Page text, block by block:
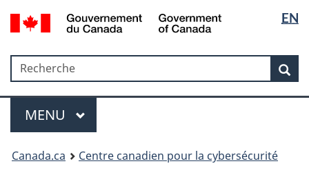
Passer
au
Passer
à
sujet
du
Passer
à
HTML
simplifiée
la
langue
EN
Government
Gouvernement
du
Recherche
Recherche
Menu
MAIN
MENU
Canada.ca
Centre canadien pour la cybersécurité